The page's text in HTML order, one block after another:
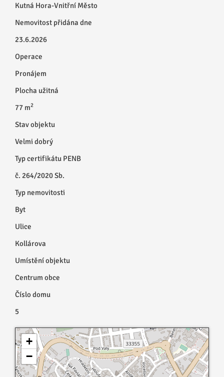
Kutná Hora-Vnitřní Město
Nemovitost přidána dne
23.6.2026
Operace
Pronájem
Plocha užitná
77 m2
Stav objektu
Velmi dobrý
Typ certifikátu PENB
č. 264/2020 Sb.
Typ nemovitosti
Byt
Ulice
Kollárova
Umístění objektu
Centrum obce
Číslo domu
5
+
−